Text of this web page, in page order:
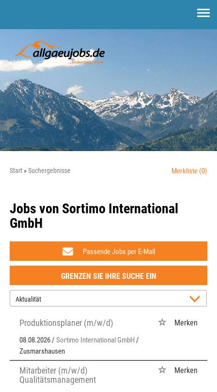
Start Suchergebnisse Merkliste (0)
Jobs von Sortimo International
GmbH
Passende Jobs per E-Mail
GRENZEN SIE IHRE SUCHE EIN
Produktionsplaner (m/w/d)
08.08.2026 / Sortimo International GmbH /
Zusmarshausen
Merken
Mitarbeiter (m/w/d)
Qualitätsmanagement
Merken